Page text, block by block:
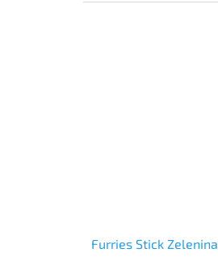
Furries Stick Zelenina